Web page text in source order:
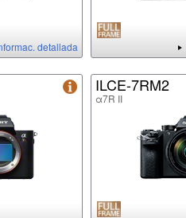
detallada
ILCE-7RM2
α7R II